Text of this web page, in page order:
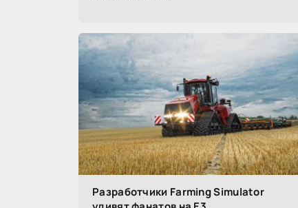
Разработчики Farming Simulator